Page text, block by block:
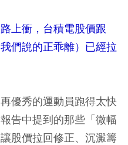
上衝，台積電股價跟
們說的正乖離）已經拉
優秀的運動員跑得太快
告中提到的那些「微幅
股價拉回修正、沉澱籌